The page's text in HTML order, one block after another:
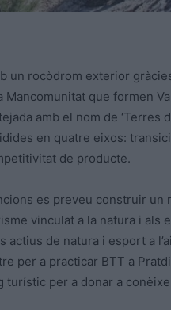
un rocòdrom exterior
Mancomunitat que formen
amb el nom de ‘Terres
en quatre eixos:
de producte.
es preveu construir
vinculat a la natura i als
actius de natura i esport a
per a practicar BTT a
turístic per a donar a